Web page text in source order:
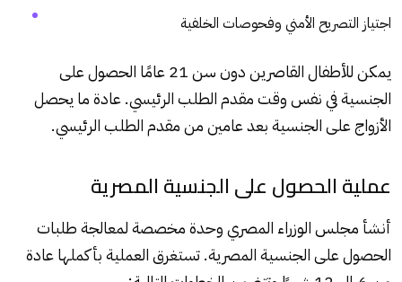
اجتياز التصريح الأمني وفحوصات الخلفية
يمكن للأطفال القاصرين دون سن 21 عامًا الحصول على
الجنسية في نفس وقت مقدم الطلب الرئيسي. عادة ما يحصل
الأزواج على الجنسية بعد عامين من مقدم الطلب الرئيسي.
عملية الحصول على الجنسية المصرية
أنشأ مجلس الوزراء المصري وحدة مخصصة لمعالجة طلبات
الحصول على الجنسية المصرية. تستغرق العملية بأكملها عادة